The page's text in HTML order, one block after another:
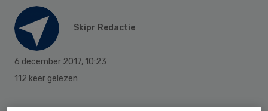
Skipr Redactie
6 december 2017, 10:23
112 keer gelezen